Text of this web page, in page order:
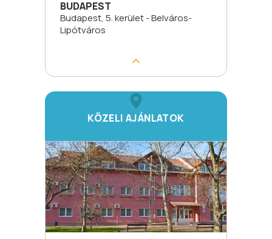
BUDAPEST
Budapest, 5. kerület - Belváros-
Lipótváros
KÖZELI AJÁNLATOK